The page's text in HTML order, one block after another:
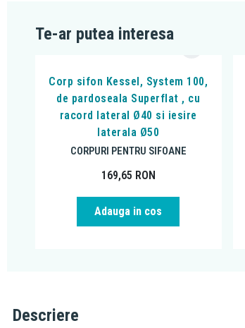
Te-ar putea interesa
Corp sifon Kessel, System 100,
de pardoseala Superflat , cu
racord lateral Ø40 si iesire
laterala Ø50
CORPURI PENTRU SIFOANE
169,65 RON
Adauga in cos
Descriere